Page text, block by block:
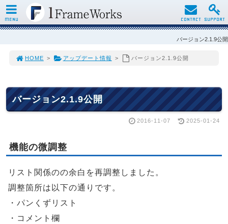
バージョン2.1.9公開
HOME > アップデート情報 > バージョン2.1.9公開
バージョン2.1.9公開
2016-11-07 2025-01-24
機能の微調整
リスト関係のの余白を再調整しました。
調整箇所は以下の通りです。
・パンくずリスト
・コメント欄
MENU SUPPORT
CONTACT